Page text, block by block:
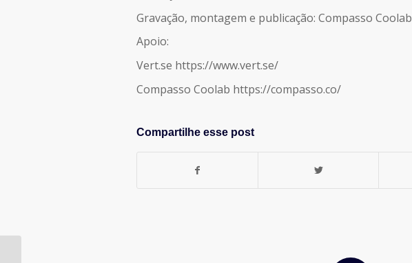
Gravação, montagem e publicação: Compasso Coolab
Apoio:
Vert.se https://www.vert.se/
Compasso Coolab https://compasso.co/
Compartilhe esse post